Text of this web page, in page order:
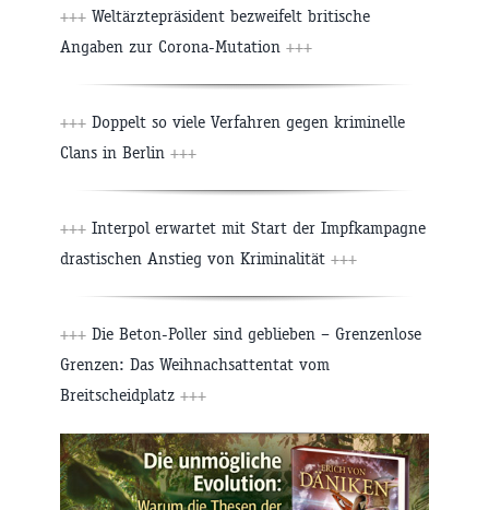
+++ Weltärztepräsident bezweifelt britische
Angaben zur Corona-Mutation +++
+++ Doppelt so viele Verfahren gegen kriminelle
Clans in Berlin +++
+++ Interpol erwartet mit Start der Impfkampagne
drastischen Anstieg von Kriminalität +++
+++ Die Beton-Poller sind geblieben – Grenzenlose
Grenzen: Das Weihnachsattentat vom
Breitscheidplatz +++